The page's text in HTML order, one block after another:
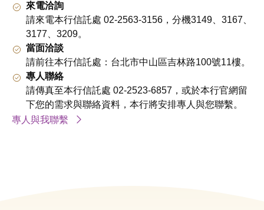
來電洽詢
請來電本行信託處 02-2563-3156，分機3149、3167、
3177、3209。
當面洽談
請前往本行信託處：台北市中山區吉林路100號11樓。
專人聯絡
請傳真至本行信託處 02-2523-6857，或於本行官網留
下您的需求與聯絡資料，本行將安排專人與您聯繫。
專人與我聯繫